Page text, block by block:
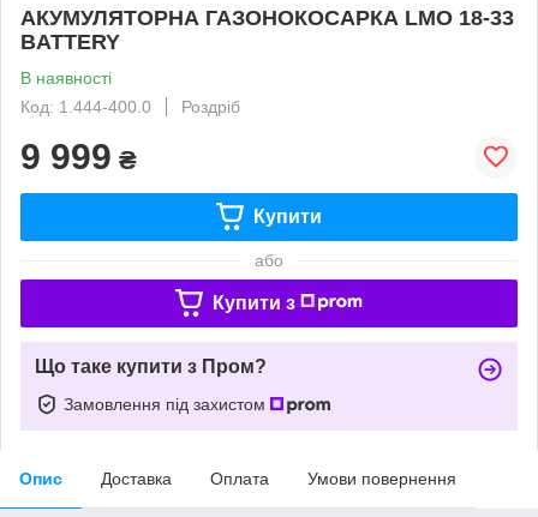
АКУМУЛЯТОРНА ГАЗОНОКОСАРКА LMO 18-33
BATTERY
В наявності
Код: 1.444-400.0
Роздріб
9 999 ₴
Купити
або
Купити з
Що таке купити з Пром?
Замовлення під захистом
Опис Доставка Оплата Умови повернення